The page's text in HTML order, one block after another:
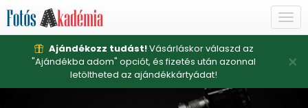
Ajándékozz tudást!Vásárláskor válaszd az
"Ajándékba adom" opciót, és fizetés után azonnal
letöltheted az ajándékkártyádat!
×